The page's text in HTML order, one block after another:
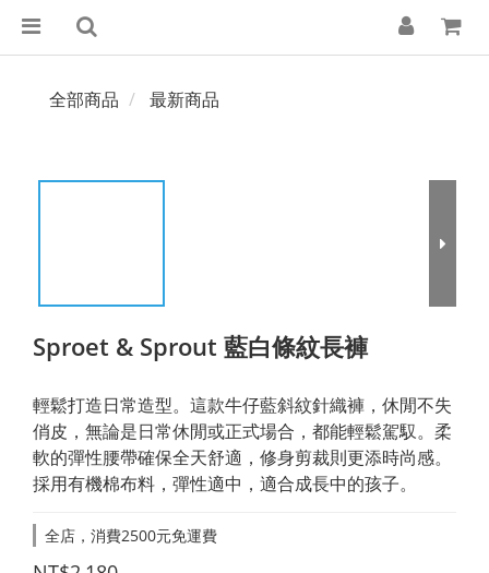
全部商品 最新商品
Sproet & Sprout 藍白條紋長褲
輕鬆打造日常造型。這款牛仔藍斜紋針織褲，休閒不失
俏皮，無論是日常休閒或正式場合，都能輕鬆駕馭。柔
軟的彈性腰帶確保全天舒適，修身剪裁則更添時尚感。
採用有機棉布料，彈性適中，適合成長中的孩子。
全店，消費2500元免運費